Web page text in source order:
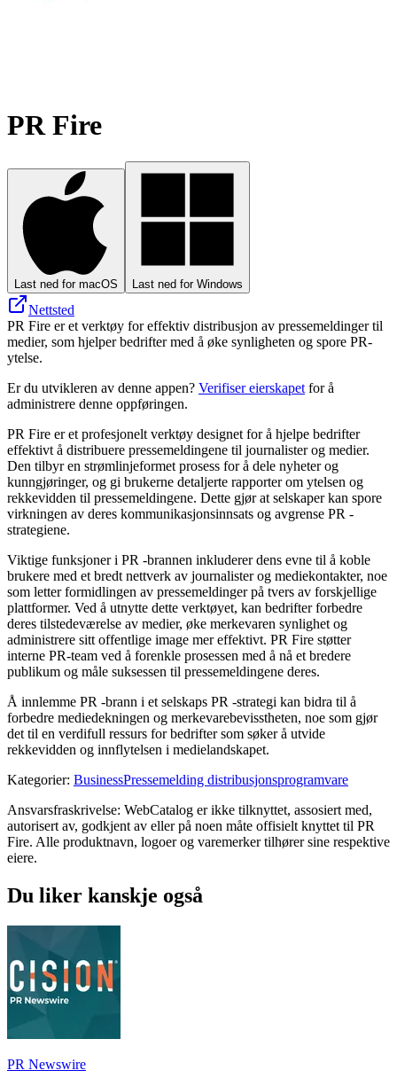
PR Fire
Last ned for macOS Last ned for Windows
Nettsted
PR Fire er et verktøy for effektiv distribusjon av pressemeldinger til
medier, som hjelper bedrifter med å øke synligheten og spore PR-
ytelse.
Er du utvikleren av denne appen? Verifiser eierskapet for å
administrere denne oppføringen.
PR Fire er et profesjonelt verktøy designet for å hjelpe bedrifter
effektivt å distribuere pressemeldingene til journalister og medier.
Den tilbyr en strømlinjeformet prosess for å dele nyheter og
kunngjøringer, og gi brukerne detaljerte rapporter om ytelsen og
rekkevidden til pressemeldingene. Dette gjør at selskaper kan spore
virkningen av deres kommunikasjonsinnsats og avgrense PR -
strategiene.
Viktige funksjoner i PR -brannen inkluderer dens evne til å koble
brukere med et bredt nettverk av journalister og mediekontakter, noe
som letter formidlingen av pressemeldinger på tvers av forskjellige
plattformer. Ved å utnytte dette verktøyet, kan bedrifter forbedre
deres tilstedeværelse av medier, øke merkevaren synlighet og
administrere sitt offentlige image mer effektivt. PR Fire støtter
interne PR-team ved å forenkle prosessen med å nå et bredere
publikum og måle suksessen til pressemeldingene deres.
Å innlemme PR -brann i et selskaps PR -strategi kan bidra til å
forbedre mediedekningen og merkevarebevisstheten, noe som gjør
det til en verdifull ressurs for bedrifter som søker å utvide
rekkevidden og innflytelsen i medielandskapet.
Kategorier: BusinessPressemelding distribusjonsprogramvare
Ansvarsfraskrivelse: WebCatalog er ikke tilknyttet, assosiert med,
autorisert av, godkjent av eller på noen måte offisielt knyttet til PR
Fire. Alle produktnavn, logoer og varemerker tilhører sine respektive
eiere.
Du liker kanskje også
PR Newswire